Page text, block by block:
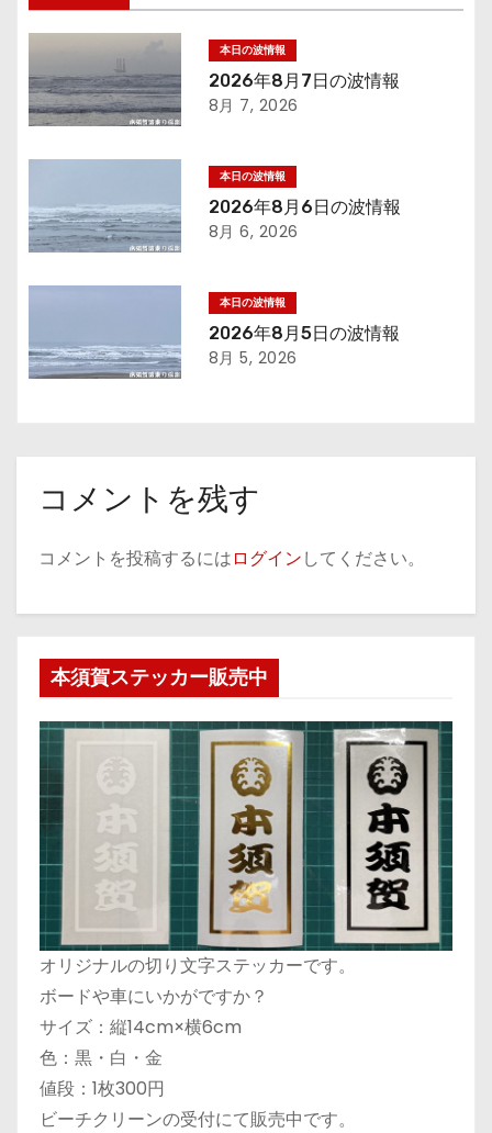
ビ
ゲ
ー
シ
ョ
ン
本日の波情報
2026年8月7日の波情報
8月 7, 2026
本日の波情報
2026年8月6日の波情報
8月 6, 2026
本日の波情報
2026年8月5日の波情報
8月 5, 2026
コメントを残す
コメントを投稿するにはログインしてください。
本須賀ステッカー販売中
オリジナルの切り文字ステッカーです。
ボードや車にいかがですか？
サイズ：縦14cm×横6cm
色：黒・白・金
値段：1枚300円
ビーチクリーンの受付にて販売中です。